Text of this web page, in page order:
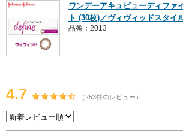
ワンデーアキュビューディファ
ト (30枚)／ヴィヴィッドスタイ
品番：2013
4.7 （253件のレビュー）